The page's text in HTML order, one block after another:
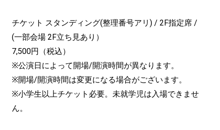
チケット スタンディング(整理番号アリ) / 2F指定席 /
(一部会場 2F立ち見あり）
7,500円（税込）
※公演日によって開場/開演時間が異なります。
※開場/開演時間は変更になる場合がございます。
※小学生以上チケット必要。未就学児は入場できませ
ん。